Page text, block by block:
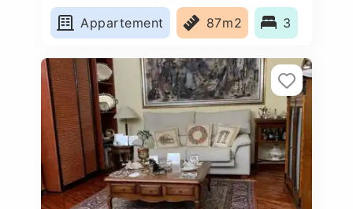
Appartement
87m2 3